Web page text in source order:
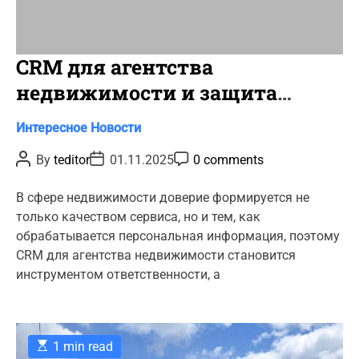
CRM для агентства
недвижимости и защита
данных клиентов
C
t
g
o
r
i
e
Интересное Новости
P
o
t
A
u
t
h
o
r
By teditorP
o
t
D
a
t
e
01.11.2025P
o
t
o
m
e
n
0 comments
В сфере недвижимости доверие формируется не
только качеством сервиса, но и тем, как
обрабатывается персональная информация, поэтому
CRM для агентства недвижимости становится
инструментом ответственности, а
E
1 min read